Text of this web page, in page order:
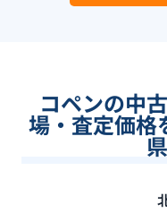
コペンの中
場・査定価格